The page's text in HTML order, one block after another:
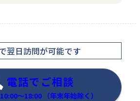
翌日訪問が可能です
電話でご相談
～18:00 （年末年始除く）